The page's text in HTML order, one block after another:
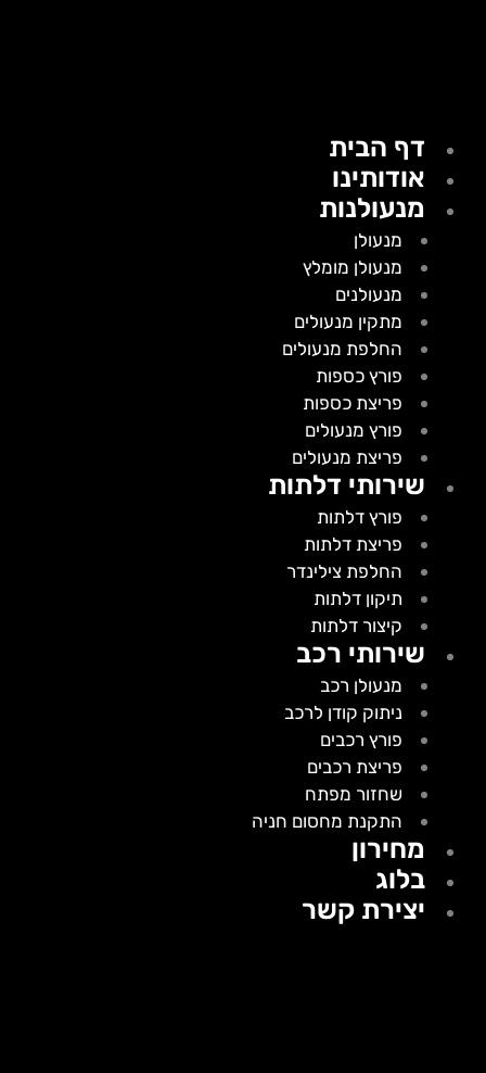
דף הבית
אודותינו
מנעולנות
מנעולן
מנעולן מומלץ
מנעולנים
מתקין מנעולים
החלפת מנעולים
פורץ כספות
פריצת כספות
פורץ מנעולים
פריצת מנעולים
שירותי דלתות
פורץ דלתות
פריצת דלתות
החלפת צילינדר
תיקון דלתות
קיצור דלתות
שירותי רכב
מנעולן רכב
ניתוק קודן לרכב
פורץ רכבים
פריצת רכבים
שחזור מפתח
התקנת מחסום חניה
מחירון
בלוג
יצירת קשר